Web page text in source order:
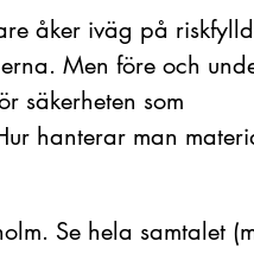
åker iväg på
Men före och
säkerheten som
hanterar man
Se hela samtalet